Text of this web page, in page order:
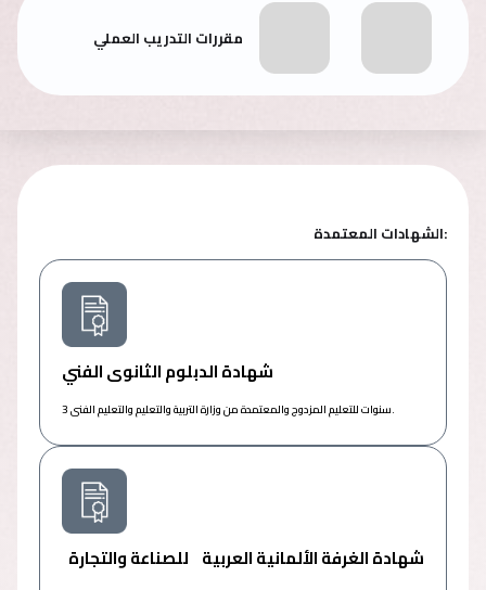
مقررات التدريب العملي
الشهادات المعتمدة:
شهادة الدبلوم الثانوى الفني
3 سنوات للتعليم المزدوج والمعتمدة من وزارة التربية والتعليم والتعليم الفنى.
شهادة الغرفة الألمانية العربية للصناعة والتجارة